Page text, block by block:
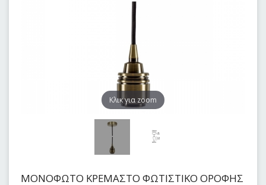
Kλικ για zoom
ΜΟΝΟΦΩΤΟ ΚΡΕΜΑΣΤΟ ΦΩΤΙΣΤΙΚΟ ΟΡΟΦΗΣ